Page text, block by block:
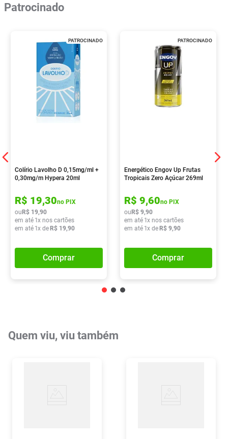
Patrocinado
PATROCINADO
Colírio Lavolho D 0,15mg/ml +
0,30mg/m Hypera 20ml
R$ 19,30no PIX
ou R$ 19,90
em até 1x nos cartões
em até 1x de R$ 19,90
Comprar
PATROCINADO
Energético Engov Up Frutas
Tropicais Zero Açúcar 269ml
R$ 9,60no PIX
ou R$ 9,90
em até 1x nos cartões
em até 1x de R$ 9,90
Comprar
Quem viu, viu também